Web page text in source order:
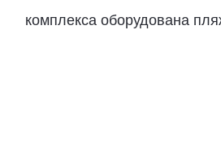
комплекса оборудована